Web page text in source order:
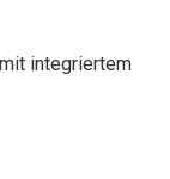
integriertem